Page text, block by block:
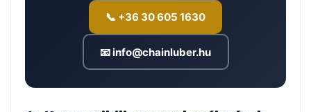
📞 +36 30 605 1630
📧 info@chainluber.hu